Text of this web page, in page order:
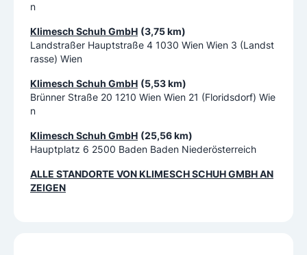
n
Klimesch Schuh GmbH (3,75 km)
Landstraßer Hauptstraße 4 1030 Wien Wien 3 (Landst
rasse) Wien
Klimesch Schuh GmbH (5,53 km)
Brünner Straße 20 1210 Wien Wien 21 (Floridsdorf) Wie
n
Klimesch Schuh GmbH (25,56 km)
Hauptplatz 6 2500 Baden Baden Niederösterreich
ALLE STANDORTE VONKLIMESCH SCHUH GMBHAN
ZEIGEN